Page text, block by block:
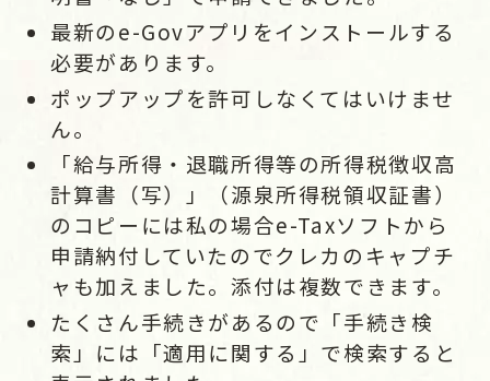
最新のe-Govアプリをインストールする
必要があります。
ポップアップを許可しなくてはいけませ
ん。
「給与所得・退職所得等の所得税徴収高
計算書（写）」（源泉所得税領収証書）
のコピーには私の場合e-Taxソフトから
申請納付していたのでクレカのキャプチ
ャも加えました。添付は複数できます。
たくさん手続きがあるので「手続き検
索」には「適用に関する」で検索すると